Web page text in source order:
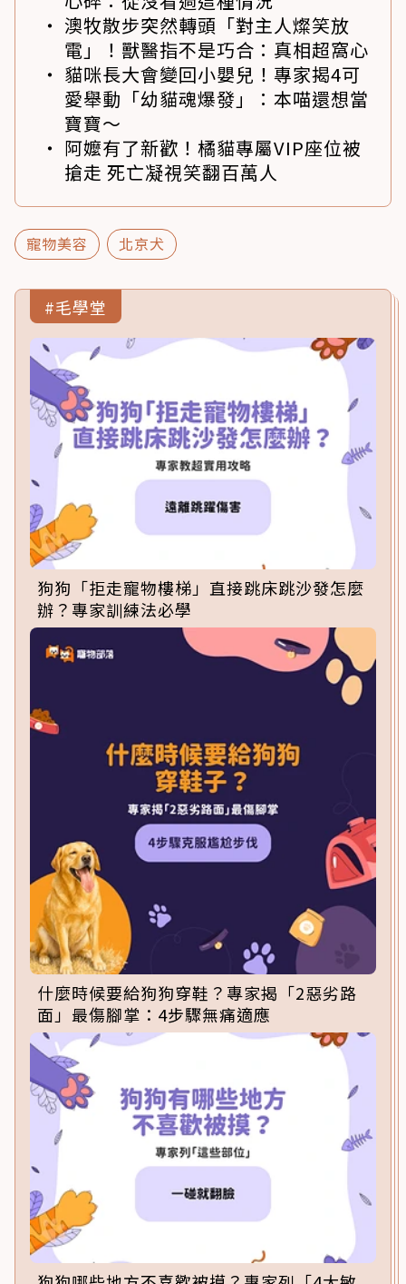
澳牧散步突然轉頭「對主人燦笑放
電」！獸醫指不是巧合：真相超窩心
貓咪長大會變回小嬰兒！專家揭4可
愛舉動「幼貓魂爆發」：本喵還想當
寶寶～
阿嬤有了新歡！橘貓專屬VIP座位被
搶走 死亡凝視笑翻百萬人
寵物美容 北京犬
#毛學堂
狗狗「拒走寵物樓梯」直接跳床跳沙發怎麼
辦？專家訓練法必學
什麼時候要給狗狗穿鞋？專家揭「2惡劣路
面」最傷腳掌：4步驟無痛適應